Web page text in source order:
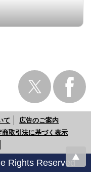
て
広告のご案内
商取引法に基づく表示
Rights Reserved